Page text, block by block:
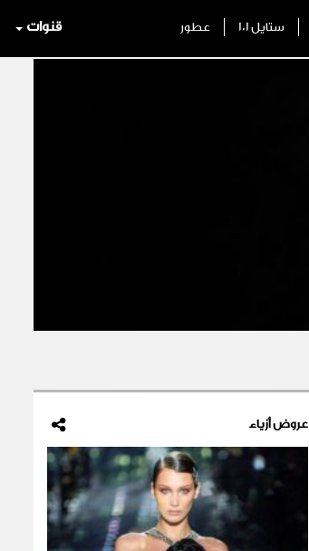
قنوات ستايل 101 عطور
عروض أزياء